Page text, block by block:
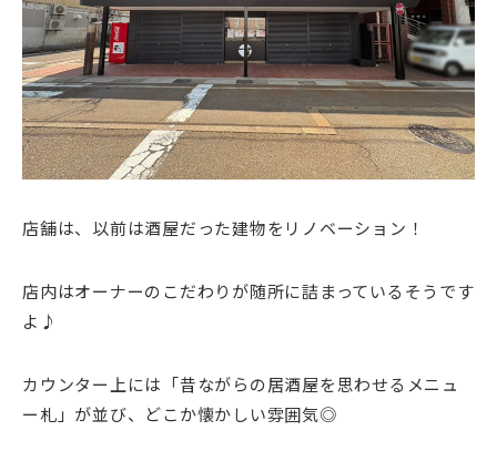
店舗は、以前は酒屋だった建物をリノベーション！
店内はオーナーのこだわりが随所に詰まっているそうです
よ♪
カウンター上には「昔ながらの居酒屋を思わせるメニュ
ー札」が並び、どこか懐かしい雰囲気◎